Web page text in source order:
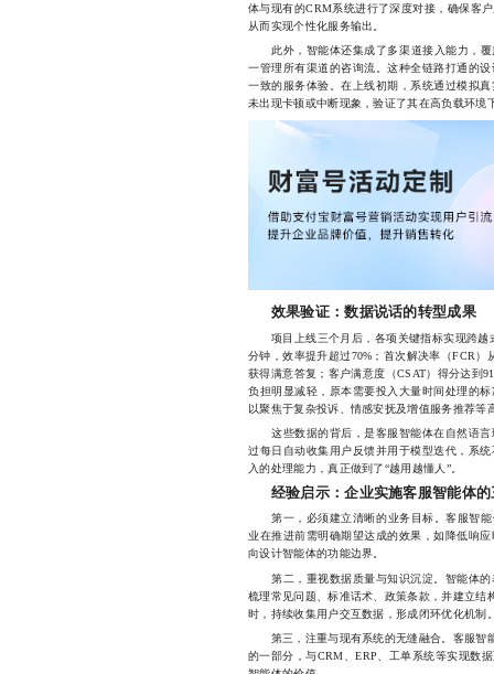
体与现有的CRM系统进行了深度对接，确保客
从而实现个性化服务输出。
此外，智能体还集成了多渠道接入能力，覆
一管理所有渠道的咨询流。这种全链路打通的
一致的服务体验。在上线初期，系统通过模拟
未出现卡顿或中断现象，验证了其在高负载环境
效果验证：数据说话的转型成果
项目上线三个月后，各项关键指标实现跨越
分钟，效率提升超过70%；首次解决率（FCR）
获得满意答复；客户满意度（CSAT）得分达到
负担明显减轻，原本需要投入大量时间处理的
以聚焦于复杂投诉、情感安抚及增值服务推荐等
这些数据的背后，是客服智能体在自然语言
过每日自动收集用户反馈并用于模型迭代，系
入的处理能力，真正做到了“越用越懂人”。
经验启示：企业实施客服智能体
第一，必须建立清晰的业务目标。客服智能
业在推进前需明确期望达成的效果，如降低响
向设计智能体的功能边界。
第二，重视数据质量与知识沉淀。智能体的
梳理常见问题、标准话术、政策条款，并建立结
时，持续收集用户交互数据，形成闭环优化机制
第三，注重与现有系统的无缝融合。客服智
的一部分，与CRM、ERP、工单系统等实现数